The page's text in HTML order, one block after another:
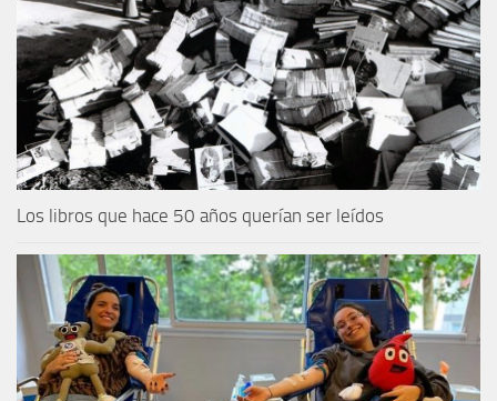
Los libros que hace 50 años querían ser leídos